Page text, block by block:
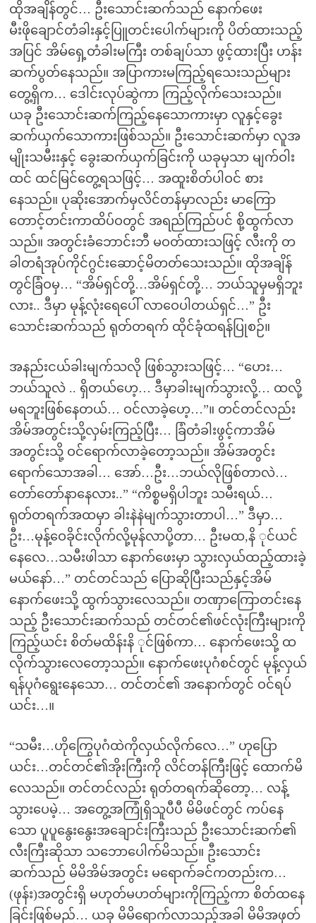
ထိုအချိန်တွင်… ဦးသောင်းဆက်သည် နောက်ဖေး
မီးဖိုချောင်တံခါးနှင့်ပြူတင်းပေါက်များကို ပိတ်ထားသည့်
အပြင် အိမ်ရှေ့တံခါးမကြီး တစ်ချပ်သာ ဖွင့်ထားပြီး ဟန်း
ဆက်ပွတ်နေသည်။ အပြာကားမကြည့်ရသေးသည်များ
တွေ့ရှိက… ဒေါင်းလုပ်ဆွဲကာ ကြည့်လိုက်သေးသည်။
ယခု ဦးသောင်းဆက်ကြည့်နေသောကားမှာ လူနှင့်ခွေး
ဆက်ယှက်သောကားဖြစ်သည်။ ဦးသောင်းဆက်မှာ လူအ
မျိုးသမီးးနှင့် ခွေးဆက်ယှက်ခြင်းကို ယခုမှသာ မျက်ဝါး
ထင် ထင်မြင်တွေ့ရသဖြင့်… အထူးစိတ်ပါဝင် စား
နေသည်။ ပုဆိုးအောက်မှလိင်တန်မှာလည်း မာကြော
တောင့်တင်းကာထိပ်ဝတွင် အရည်ကြည်ပင် စို့ထွက်လာ
သည်။ အတွင်းခံဘောင်းဘီ မဝတ်ထားသဖြင့် လီးကို တ
ခါတရံအုပ်ကိုင်ဂွင်းဆောင့်မိတတ်သေးသည်။ ထိုအချိန်
တွင်ခြံဝမှ… “အိမ်ရှင်တို့…အိမ်ရှင်တို့… ဘယ်သူမှမရှိဘူး
လား.. ဒီမှာ မုန့်လုံးရေပေါ် လာဝေပါတယ်ရှင်…” ဦး
သောင်းဆက်သည် ရုတ်တရက် ထိုင်ခုံထရန်ပြုစဉ်။
အနည်းငယ်ခါးမျက်သလို ဖြစ်သွားသဖြင့်… “ဟေး…
ဘယ်သူလဲ .. ရှိတယ်ဟေ့… ဒီမှာခါးမျက်သွားလို့… ထလို့
မရဘူးဖြစ်နေတယ်… ဝင်လာခဲ့ဟေ့…”။ တင်တင်လည်း
အိမ်အတွင်းသို့လှမ်းကြည့်ပြီး… ခြံတံခါးဖွင့်ကာအိမ်
အတွင်းသို့ ဝင်ရောက်လာခဲ့တော့သည်။ အိမ်အတွင်း
ရောက်သောအခါ… အော်…ဦး…ဘယ်လိုဖြစ်တာလဲ…
တော်တော်နာနေလား..” “ကိစ္စမရှိပါဘူး သမီးရယ်…
ရုတ်တရက်အထမှာ ခါးနဲနဲမျက်သွားတာပါ…” ဒီမှာ…
ဦး…မုန့်ဝေခိုင်းလိုက်လို့မုန်လာပို့တာ… ဦးမထ,နိ ုင်ယင်
နေလေ…သမီးဖါသာ နောက်ဖေးမှာ သွားလှယ်ထည့်ထားခဲ့
မယ်နော်…” တင်တင်သည် ပြောဆိုပြီးသည်နှင့်အိမ်
နောက်ဖေးသို့ ထွက်သွားလေသည်။ တဏှာကြောတင်းနေ
သည့် ဦးသောင်းဆက်သည် တင်တင်၏ဖင်လုံးကြီးများကို
ကြည့်ယင်း စိတ်မထိန်းနိ ုင်ဖြစ်ကာ… နောက်ဖေးသို့ ထ
လိုက်သွားလေတော့သည်။ နောက်ဖေးပုဂံစင်တွင် မုန့်လှယ်
ရန်ပုဂံရွေးနေသော… တင်တင်၏ အနောက်တွင် ဝင်ရပ်
ယင်း…။
“သမီး…ဟိုကြွေပုဂံထဲကိုလှယ်လိုက်လေ…” ဟုပြော
ယင်း…တင်တင်၏အိုးကြီးကို လိင်တန်ကြီးဖြင့် ထောက်မိ
လေသည်။ တင်တင်လည်း ရုတ်တရက်ဆိုတော့… လန့်
သွားပေမဲ့… အတွေ့အကြုံရှိသူပီပီ မိမိဖင်တွင် ကပ်နေ
သော ပူပူနွေးနွေးအချောင်းကြီးသည် ဦးသောင်းဆက်၏
လီးကြီးဆိုသာ သဘောပေါက်မိသည်။ ဦးသောင်း
ဆက်သည် မိမိအိမ်အတွင်း မရောက်ခင်ကတည်းက…
(ဖုန်း)အတွင်းရှိ မဟုတ်မဟတ်များကိုကြည့်ကာ စိတ်ထနေ
ခြင်းဖြစ်မည်… ယခု မိမိရောက်လာသည့်အခါ မိမိအဖုတ်